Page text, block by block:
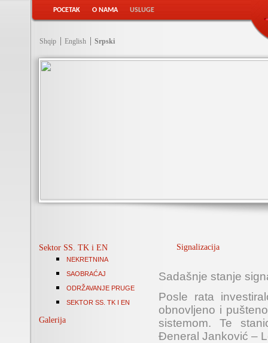
POCETAK O NAMA USLUGE
Shqip English Srpski
Sektor SS. TK i EN
NEKRETNINA
SAOBRAĆAJ
ODRŽAVANJE PRUGE
SEKTOR SS. TK I EN
Galerija
Signalizacija
Sadašnje stanje
Posle rata
obnovljeno i
sistemom. Te
Đeneral Janković –